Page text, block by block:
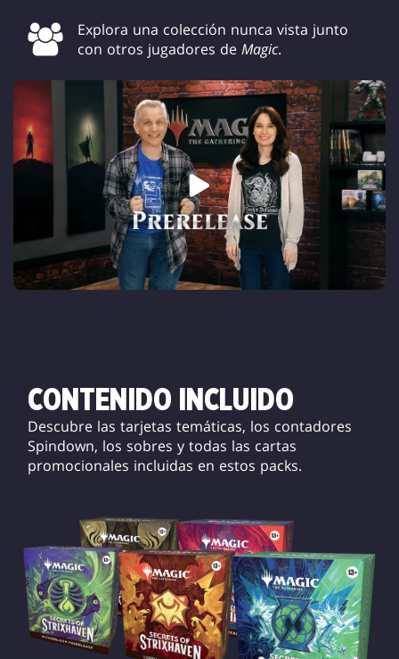
Explora una colección nunca vista junto
con otros jugadores de Magic.
CONTENIDO INCLUIDO
Descubre las tarjetas temáticas, los contadores
Spindown, los sobres y todas las cartas
promocionales incluidas en estos packs.